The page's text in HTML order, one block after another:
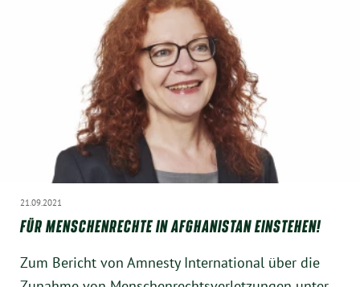
21.09.2021
FÜR MENSCHENRECHTE IN AFGHANISTAN EINSTEHEN!
Zum Bericht von Amnesty International über die